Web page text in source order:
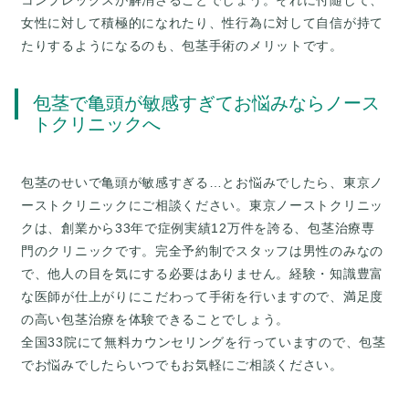
女性に対して積極的になれたり、性行為に対して自信が持て
包茎で亀頭が敏感すぎてお悩みならノース
トクリニックへ
包茎のせいで亀頭が敏感すぎる…とお悩みでしたら、東京ノ
ーストクリニックにご相談ください。東京ノーストクリニッ
クは、創業から33年で症例実績12万件を誇る、包茎治療専
門のクリニックです。完全予約制でスタッフは男性のみなの
で、他人の目を気にする必要はありません。経験・知識豊富
な医師が仕上がりにこだわって手術を行いますので、満足度
の高い包茎治療を体験できることでしょう。
全国33院にて無料カウンセリングを行っていますので、包茎
でお悩みでしたらいつでもお気軽にご相談ください。